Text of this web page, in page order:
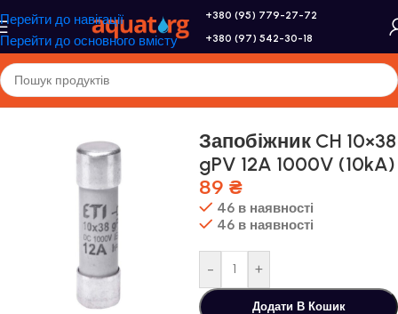
Перейти до навігації
Перейти до основного вмісту
+380 (95) 779-27-72
+380 (97) 542-30-18
Головна/Altek/Захист та лічильники
Запобіжник CH 10×38
gPV 12A 1000V (10kA)
89 ₴
46 в наявності
46 в наявності
- +
Додати В Кошик